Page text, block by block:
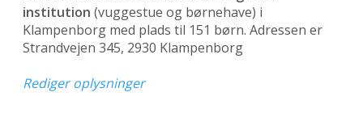
institution (vuggestue og børnehave) i
Klampenborg med plads til 151 børn. Adressen er
Strandvejen 345, 2930 Klampenborg
Rediger oplysninger